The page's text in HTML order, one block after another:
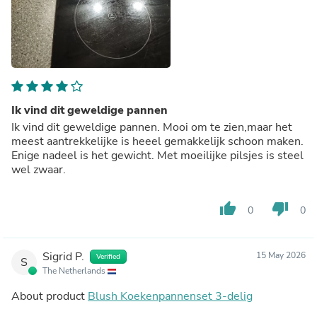
Ik vind dit geweldige pannen
Ik vind dit geweldige pannen. Mooi om te zien,maar het
meest aantrekkelijke is heeel gemakkelijk schoon maken.
Enige nadeel is het gewicht. Met moeilijke pilsjes is steel
wel zwaar.
thumb_up 0 thumb_down 0
S Sigrid P. Verified
The Netherlands
15 May 2026
About product Blush Koekenpannenset 3-delig